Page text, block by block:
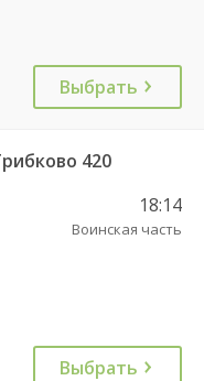
Выбрать
420
18:14
Воинская часть
Выбрать